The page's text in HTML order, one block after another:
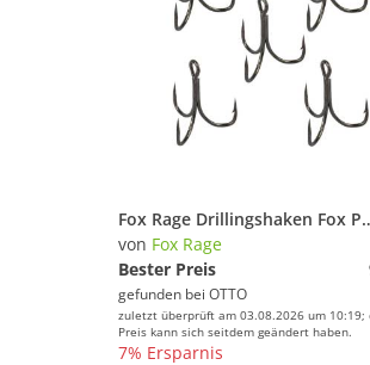
Fox Rage Drillingshaken Fox
von Fox Rage
Bester Preis
gefunden bei OTTO
zuletzt überprüft am 03.08.2026 um 10:19;
Preis kann sich seitdem geändert haben.
7% Ersparnis